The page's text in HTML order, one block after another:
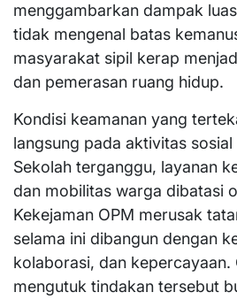
menggambarkan dampak
tidak mengenal batas
masyarakat sipil kerap
dan pemerasan ruang hidup.
Kondisi keamanan yang
langsung pada aktivitas
Sekolah terganggu, layanan
dan mobilitas warga dibatasi
Kekejaman OPM merusak
selama ini dibangun dengan
kolaborasi, dan kepercayaan.
mengutuk tindakan tersebut